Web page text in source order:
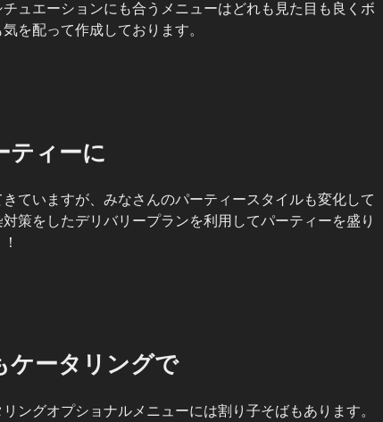
チュエーションにも合うメニューはどれも見た目も良くボ
を配って作成しております。
ティーに
ていますが、みなさんのパーティースタイルも変化して
策をしたデリバリープランを利用してパーティーを盛り
ケータリングで
ングオプショナルメニューには割り子そばもあります。